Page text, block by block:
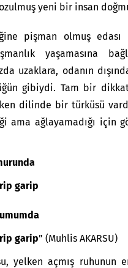
yeni bir insan
pişman olmuş
yaşamasına
uzaklara, odanın
gibiydi. Tam bir
dilinde bir türküsü
ama ağlayamadığı için
garip
garip” (Muhlis AKARSU)
yelken açmış ruhunun